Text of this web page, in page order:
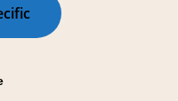
cific